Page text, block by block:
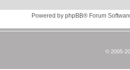
Powered by phpBB® Forum
© 2005-